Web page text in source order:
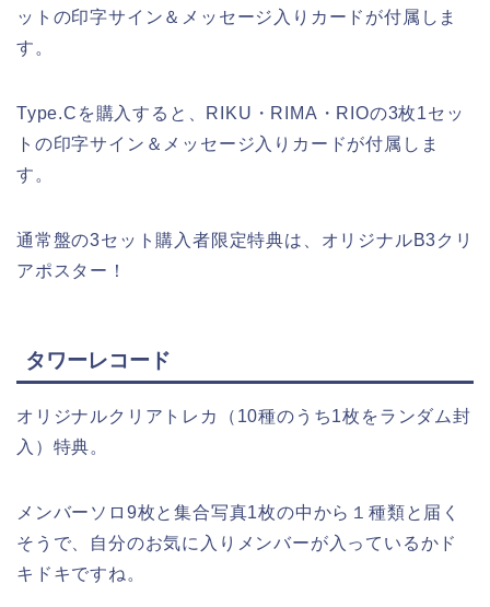
ットの印字サイン＆メッセージ入りカードが付属しま
す。
Type.Cを購入すると、 RIKU・RIMA・RIOの3枚1セッ
トの印字サイン＆メッセージ入りカードが付属しま
す。
通常盤の3セット購入者限定特典は、オリジナルB3クリ
アポスター！
タワーレコード
オリジナルクリアトレカ（10種のうち1枚をランダム封
入）特典。
メンバーソロ9枚と集合写真1枚の中から１種類と届く
そうで、自分のお気に入りメンバーが入っているかド
キドキですね。